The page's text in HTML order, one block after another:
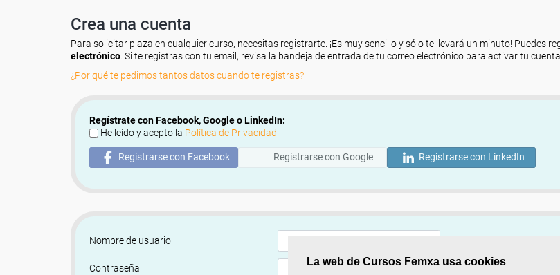
La web de Cursos Femxa usa cookies
Crea una cuenta
Para solicitar plaza en cualquier curso, necesitas registrarte. ¡Es muy sencillo y sólo te llevará un minuto! Puedes
electrónico . Si te registras con tu email, revisa la bandeja de entrada de tu correo electrónico para activar tu cuenta.
¿Por qué te pedimos tantos datos cuando te registras?
Regístrate con Facebook, Google o LinkedIn:
He leído y acepto la Política de Privacidad
Registrarse con Facebook Registrarse con Google Registrarse con LinkedIn
Nombre de usuario
Contraseña Mostrar